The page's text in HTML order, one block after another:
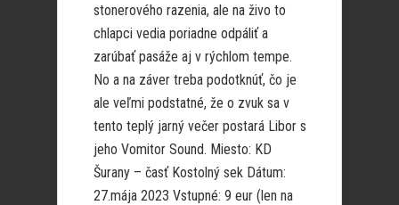
stonerového razenia, ale na živo to
chlapci vedia poriadne odpáliť a
zarúbať pasáže aj v rýchlom tempe.
No a na záver treba podotknúť, čo je
ale veľmi podstatné, že o zvuk sa v
tento teplý jarný večer postará Libor s
jeho Vomitor Sound. Miesto: KD
Šurany – časť Kostolný sek Dátum:
27.mája 2023 Vstupné: 9 eur (len na